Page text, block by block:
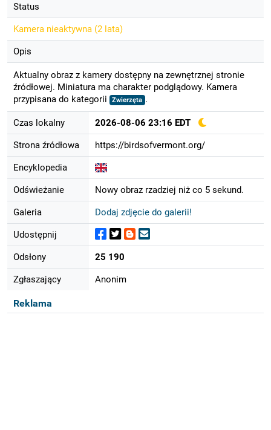
Status
Kamera nieaktywna (2 lata)
Opis
Aktualny obraz z kamery dostępny na zewnętrznej stronie
źródłowej. Miniatura ma charakter podglądowy. Kamera
przypisana do kategorii
Zwierzęta .
Czas lokalny 2026-08-06 23:16 EDT
Strona źródłowa https://birdsofvermont.org/
Encyklopedia
Odświeżanie Nowy obraz rzadziej niż co 5 sekund.
Galeria Dodaj zdjęcie do galerii!
Udostępnij
Odsłony 25 190
Zgłaszający Anonim
Reklama